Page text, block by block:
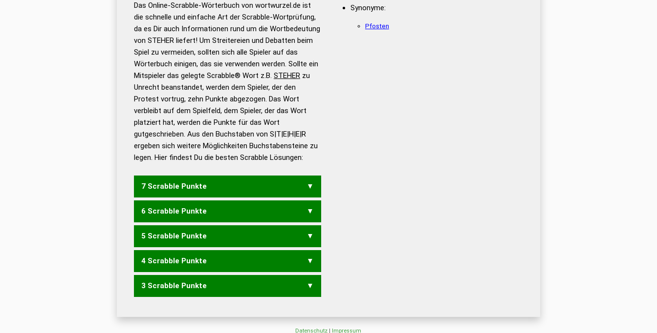
Wortwurzel liefert mit Hilfe eines semantischen
Wortanalyse-Algorithmus gute Anhaltspunkte zu
Wortbedeutung, Worttrennung und Wortform, um die
Gültigkeit eines Wortes für das Scrabble-Spiel zu
bestimmen! zugelassene Turnier Scrabble-
Wörterbücher sind:
Duden – Standardwerk in 12
Bänden
Duden – Richtiges und gutes
Deutsch
Duden – Die deutsche Grammatik
Duden – Deutsches
Universalwörterbuch
Das Online-Scrabble-Wörterbuch von wortwurzel.de ist
die schnelle und einfache Art der Scrabble-Wortprüfung,
da es Dir auch Informationen rund um die Wortbedeutung
von STEHER liefert! Um Streitereien und Debatten beim
Spiel zu vermeiden, sollten sich alle Spieler auf das
Wörterbuch einigen, das sie verwenden werden. Sollte ein
Mitspieler das gelegte Scrabble® Wort z.B. STEHERzu
Unrecht beanstandet, werden dem Spieler, der den
Protest vortrug, zehn Punkte abgezogen. Das Wort
verbleibt auf dem Spielfeld, dem Spieler, der das Wort
platziert hat, werden die Punkte für das Wort
gutgeschrieben. Aus den Buchstaben von S|T|E|H|E|R
ergeben sich weitere Möglichkeiten Buchstabensteine zu
legen. Hier findest Du die besten Scrabble Lösungen:
7 Scrabble Punkte
EHREST ERSEHT ERSTEH
6 Scrabble Punkte
EHRET EHRST EHRTE
SEHET THESE
5 Scrabble Punkte
EHRE EHRT HEER REHE
ERSTE ESTER REETS RESET RESTE TEERS
4 Scrabble Punkte
EHR REH RHE ERST ESTE
TEES
3 Scrabble Punkte
Synonyme:
Pfosten
Datenschutz | Impressum